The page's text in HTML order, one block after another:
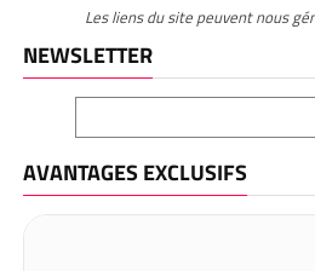
Les liens du site peuvent nous
NEWSLETTER
AVANTAGES EXCLUSIFS